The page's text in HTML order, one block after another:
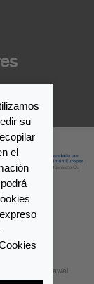
su
el
Withdrawal